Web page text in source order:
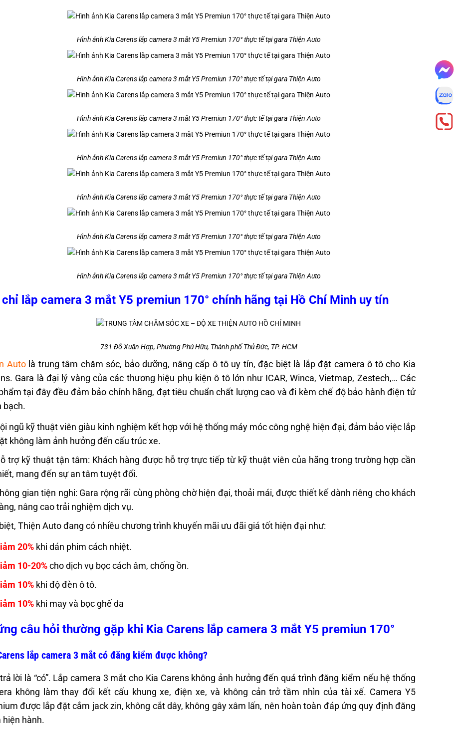
Hình ảnh Kia Carens lắp camera 3 mắt Y5 Premiun 170° thực tế tại gara Thiện Auto
Hình ảnh Kia Carens lắp camera 3 mắt Y5 Premiun 170° thực tế tại gara Thiện Auto
Hình ảnh Kia Carens lắp camera 3 mắt Y5 Premiun 170° thực tế tại gara Thiện Auto
Hình ảnh Kia Carens lắp camera 3 mắt Y5 Premiun 170° thực tế tại gara Thiện Auto
Hình ảnh Kia Carens lắp camera 3 mắt Y5 Premiun 170° thực tế tại gara Thiện Auto
Hình ảnh Kia Carens lắp camera 3 mắt Y5 Premiun 170° thực tế tại gara Thiện Auto
Hình ảnh Kia Carens lắp camera 3 mắt Y5 Premiun 170° thực tế tại gara Thiện Auto
lắp camera 3 mắt Y5 premiun 170° chính hãng tại Hồ Chí Minh uy tín
731 Đỗ Xuân Hợp, Phường Phú Hữu, Thành phố Thủ Đức, TP. HCM
Autolà trung tâm chăm sóc, bảo dưỡng, nâng cấp ô tô uy tín, đặc biệt là lắp đặt camera ô tô cho Kia
Gara là đại lý vàng của các thương hiệu phụ kiện ô tô lớn như ICAR, Winca, Vietmap, Zestech,… Các
tại đây đều đảm bảo chính hãng, đạt tiêu chuẩn chất lượng cao và đi kèm chế độ bảo hành điện tử
bạch.
ngũ kỹ thuật viên giàu kinh nghiệm kết hợp với hệ thống máy móc công nghệ hiện đại, đảm bảo việc lắp
không làm ảnh hưởng đến cấu trúc xe.
trợ kỹ thuật tận tâm: Khách hàng được hỗ trợ trực tiếp từ kỹ thuật viên của hãng trong trường hợp cần
mang đến sự an tâm tuyệt đối.
gian tiện nghi: Gara rộng rãi cùng phòng chờ hiện đại, thoải mái, được thiết kế dành riêng cho khách
nâng cao trải nghiệm dịch vụ.
Thiện Auto đang có nhiều chương trình khuyến mãi ưu đãi giá tốt hiện đại như:
20% khi dán phim cách nhiệt.
10-20%cho dịch vụ bọc cách âm, chống ồn.
10% khi độ đèn ô tô.
10% khi may và bọc ghế da
câu hỏi thường gặp khi Kia Carens lắp camera 3 mắt Y5 premiun 170°
lắp camera 3 mắt có đăng kiểm được không?
lời là “có”. Lắp camera 3 mắt cho Kia Carens không ảnh hưởng đến quá trình đăng kiểm nếu hệ thống
không làm thay đổi kết cấu khung xe, điện xe, và không cản trở tầm nhìn của tài xế. Camera Y5
được lắp đặt cắm jack zin, không cắt dây, không gây xâm lấn, nên hoàn toàn đáp ứng quy định đăng
hiện hành.